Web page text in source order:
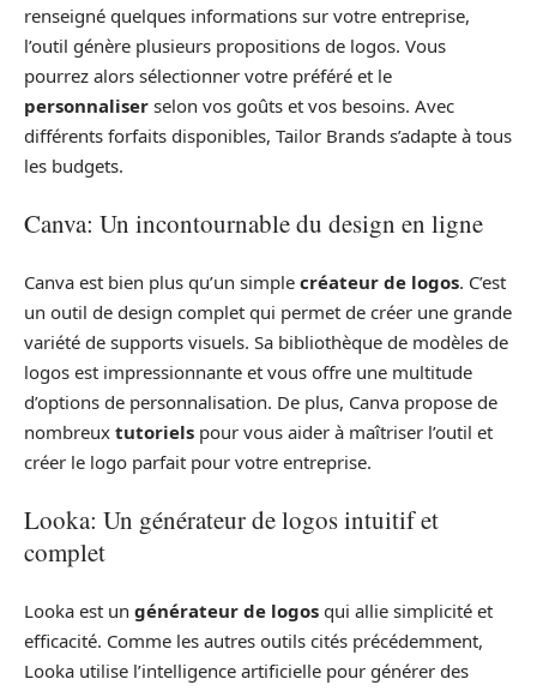
renseigné quelques informations sur votre entreprise,
l’outil génère plusieurs propositions de logos. Vous
pourrez alors sélectionner votre préféré et le
personnaliser selon vos goûts et vos besoins. Avec
différents forfaits disponibles, Tailor Brands s’adapte à tous
les budgets.
Canva: Un incontournable du design en ligne
Canva est bien plus qu’un simple créateur de logos. C’est
un outil de design complet qui permet de créer une grande
variété de supports visuels. Sa bibliothèque de modèles de
logos est impressionnante et vous offre une multitude
d’options de personnalisation. De plus, Canva propose de
nombreux tutoriels pour vous aider à maîtriser l’outil et
créer le logo parfait pour votre entreprise.
Looka: Un générateur de logos intuitif et
complet
Looka est un générateur de logos qui allie simplicité et
efficacité. Comme les autres outils cités précédemment,
Looka utilise l’intelligence artificielle pour générer des